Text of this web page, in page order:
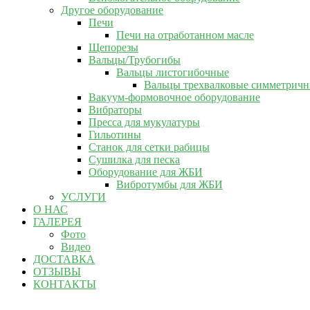
Другое оборудование
Печи
Печи на отработанном масле
Щепорезы
Вальцы/Трубогибы
Вальцы листогибочные
Вальцы трехвалковые
Вакуум-формовочное оборудование
Вибраторы
Пресса для мукулатуры
Гильотины
Станок для сетки рабицы
Сушилка для песка
Оборудование для ЖБИ
Вибротумбы для ЖБИ
УСЛУГИ
О НАС
ГАЛЕРЕЯ
Фото
Видео
ДОСТАВКА
ОТЗЫВЫ
КОНТАКТЫ